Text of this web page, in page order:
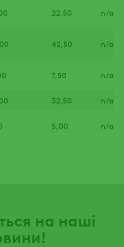
22,50 n/a
42,50 n/a
7,50 n/a
32,50
n/a
5,00 n/a
на наші